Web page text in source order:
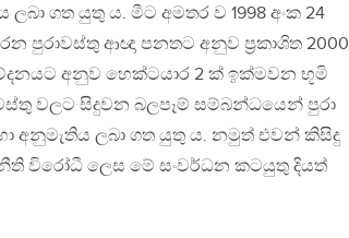
ගත යුතු ය. මීට අමතර ව 1998 අංක 24
පුරාවස්තු ආඥා පනතට අනුව ප‍්‍රකාශිත 2000
අනුව හෙක්ටයාර 2 ක් ඉක්මවන භූමි
වලට සිදුවන බලපෑම් සම්බන්ධයෙන් පුරා
අනුමැතිය ලබා ගත යුතු ය. නමුත් එවන් කිසිදු
විරෝධී ලෙස මේ සංවර්ධන කටයුතු දියත්